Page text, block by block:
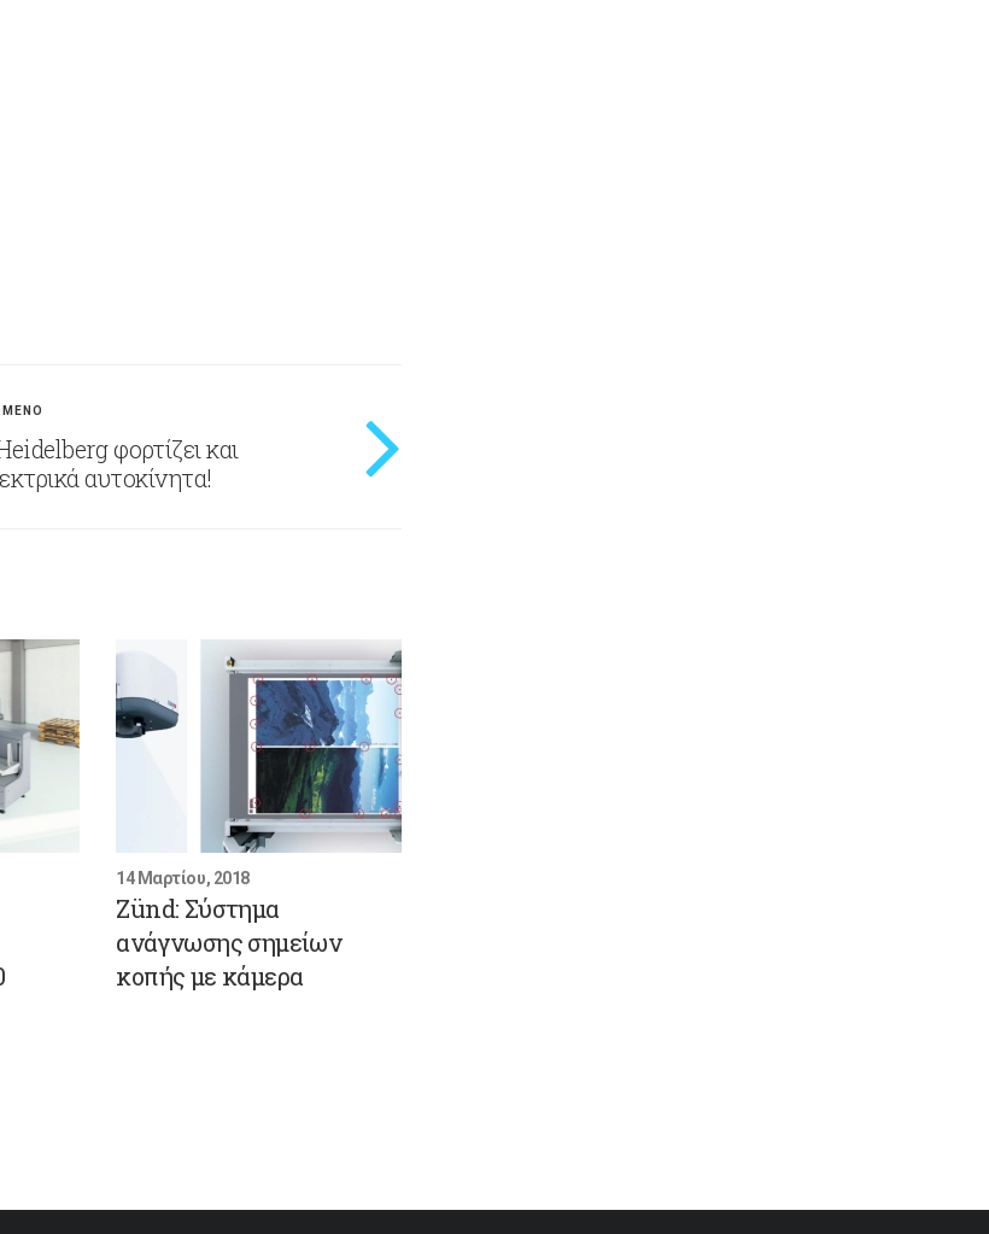
φορτίζει και
αυτοκίνητα!
14 Μαρτίου, 2018
Zünd: Σύστημα
ανάγνωσης σημείων
κοπής με κάμερα